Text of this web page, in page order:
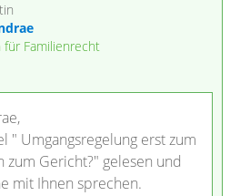
für Familienrecht
" Umgangsregelung erst zum
zum Gericht?" gelesen und
mit Ihnen sprechen.